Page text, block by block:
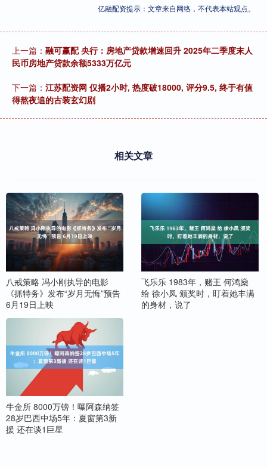
亿融配资提示：文章来自网络，不代表本站观点。
上一篇： 融可赢配 央行：房地产贷款增速回升 2025年二季度末人
民币房地产贷款余额5333万亿元
下一篇： 江苏配资网 仅播2小时, 热度破18000, 评分9.5, 终于有值
得熬夜追的古装玄幻剧
相关文章
八戒策略 冯小刚执导的电影
《抓特务》发布“岁月无悔”预告
6月19日上映
飞乐乐 1983年，赌王 何鸿燊
给 徐小凤 颁奖时，盯着她丰满
的身材，说了
牛金所 8000万镑！曝阿森纳签
28岁巴西中场5年：夏窗第3新
援 还在谈1巨星